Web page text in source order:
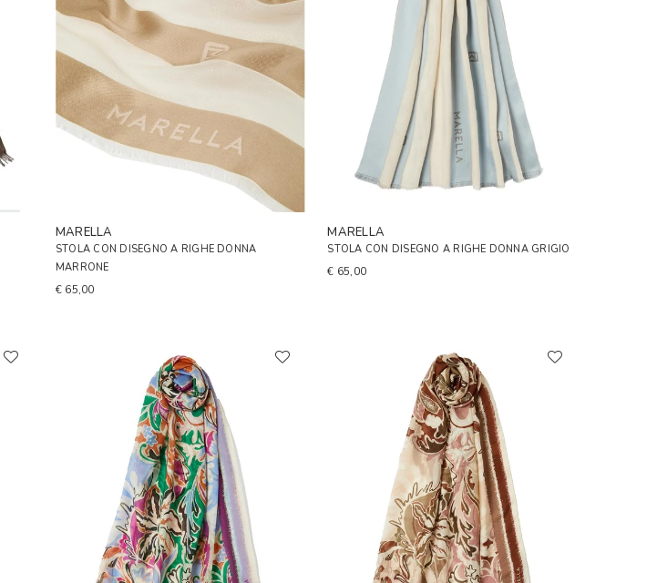
MARELLA
STOLA CON DISEGNO A RIGHE DONNA
MARRONE
€ 65,00
MARELLA
STOLA CON DISEGNO A RIGHE DONNA GRIGIO
€ 65,00